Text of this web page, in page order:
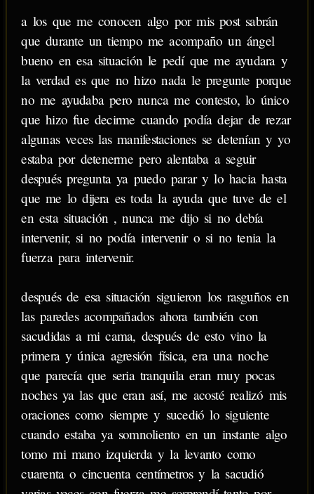
a los que me conocen algo por mis post sabrán
que durante un tiempo me acompaño un ángel
bueno en esa situación le pedí que me ayudara y
la verdad es que no hizo nada le pregunte porque
no me ayudaba pero nunca me contesto, lo único
que hizo fue decirme cuando podía dejar de rezar
algunas veces las manifestaciones se detenían y yo
estaba por detenerme pero alentaba a seguir
después pregunta ya puedo parar y lo hacia hasta
que me lo dijera es toda la ayuda que tuve de el
en esta situación , nunca me dijo si no debía
intervenir, si no podía intervenir o si no tenia la
fuerza para intervenir.
después de esa situación siguieron los rasguños en
las paredes acompañados ahora también con
sacudidas a mi cama, después de esto vino la
primera y única agresión física, era una noche
que parecía que seria tranquila eran muy pocas
noches ya las que eran así, me acosté realizó mis
oraciones como siempre y sucedió lo siguiente
cuando estaba ya somnoliento en un instante algo
tomo mi mano izquierda y la levanto como
cuarenta o cincuenta centímetros y la sacudió